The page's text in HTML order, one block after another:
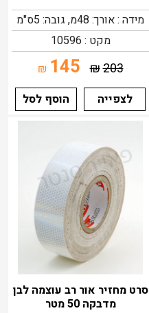
מידה : אורך: 48מ, גובה: 5ס"מ
מקט : 10596
203
₪
145
₪
לצפייה
הוסף לסל
סרט מחזיר אור רב עוצמה לבן
מדבקה 50 מטר